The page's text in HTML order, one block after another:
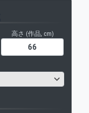
高さ (作品, cm)